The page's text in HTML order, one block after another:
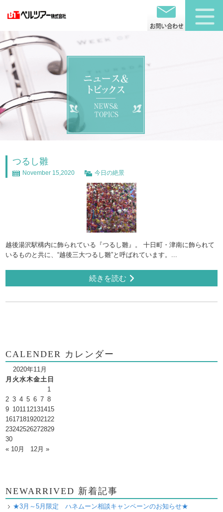
つるし雛
November 15,2020 今日の絶景
越後湯沢駅構内に飾られている『つるし雛』。 十日町・津南に飾られて
いるものと共に、“越後三大つるし雛”と呼ばれています。...
続きを読む
CALENDER カレンダー
2020年11月
月 火水木金土 日
1
2 3 4 5 6 7 8
9 101112131415
16171819202122
23242526272829
30
« 10月
12月 »
NEWARRIVED 新着記事
★3月～5月限定 ハネムーン相談キャンペーンのお知らせ★